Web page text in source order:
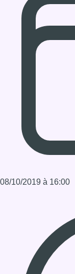
08/10/2019 à 16:00